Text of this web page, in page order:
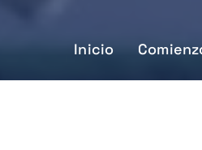
Inicio